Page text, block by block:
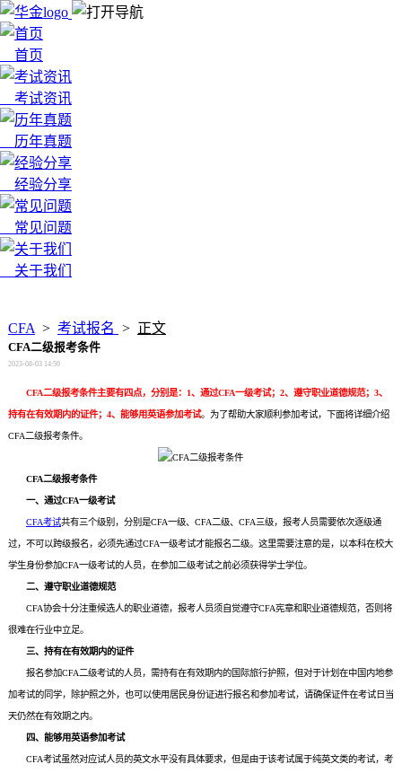
首页
考试资讯
历年真题
经验分享
常见问题
关于我们
CFA > 考试报名 > 正文
CFA二级报考条件
2023-08-03 14:59
CFA二级报考条件主要有四点，分别是：1、通过CFA一级考试；2、遵守职业道德规范；3、
持有在有效期内的证件；4、能够用英语参加考试。为了帮助大家顺利参加考试，下面将详细介绍
CFA二级报考条件。
CFA二级报考条件
一、通过CFA一级考试
CFA考试共有三个级别，分别是CFA一级、CFA二级、CFA三级，报考人员需要依次逐级通
过，不可以跨级报名，必须先通过CFA一级考试才能报名二级。这里需要注意的是，以本科在校大
学生身份参加CFA一级考试的人员，在参加二级考试之前必须获得学士学位。
二、遵守职业道德规范
CFA协会十分注重候选人的职业道德，报考人员须自觉遵守CFA宪章和职业道德规范，否则将
很难在行业中立足。
三、持有在有效期内的证件
报名参加CFA二级考试的人员，需持有在有效期内的国际旅行护照，但对于计划在中国内地参
加考试的同学，除护照之外，也可以使用居民身份证进行报名和参加考试，请确保证件在考试日当
天仍然在有效期之内。
四、能够用英语参加考试
CFA考试虽然对应试人员的英文水平没有具体要求，但是由于该考试属于纯英文类的考试，考